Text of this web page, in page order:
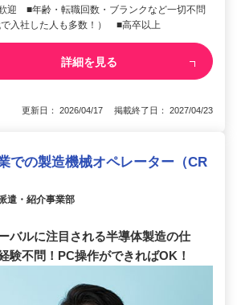
迎 ■年齢・転職回数・ブランクなど一切不問
で入社した人も多数！） ■高卒以上
詳細を見る
更新日： 2026/04/17 掲載終了日： 2027/04/23
での製造機械オペレーター（CR
遣・紹介事業部
バルに注目される半導体製造の仕
験不問！PC操作ができればOK！